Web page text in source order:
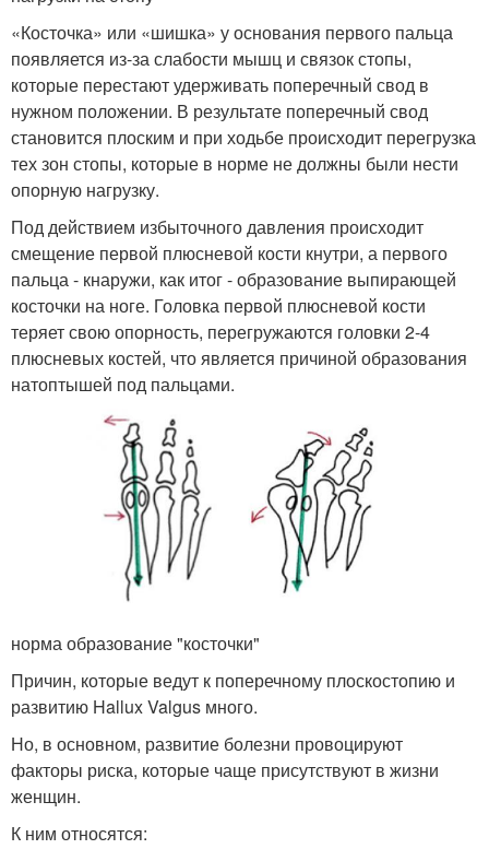
«Косточка» или «шишка» у основания первого пальца
появляется из-за слабости мышц и связок стопы,
которые перестают удерживать поперечный свод в
нужном положении. В результате поперечный свод
становится плоским и при ходьбе происходит перегрузка
тех зон стопы, которые в норме не должны были нести
опорную нагрузку.
Под действием избыточного давления происходит
смещение первой плюсневой кости кнутри, а первого
пальца - кнаружи, как итог - образование выпирающей
косточки на ноге. Головка первой плюсневой кости
теряет свою опорность, перегружаются головки 2-4
плюсневых костей, что является причиной образования
натоптышей под пальцами.
норма образование "косточки"
Причин, которые ведут к поперечному плоскостопию и
развитию Hallux Valgus много.
Но, в основном, развитие болезни провоцируют
факторы риска, которые чаще присутствуют в жизни
женщин.
К ним относятся: